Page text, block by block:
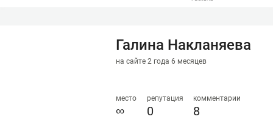
Галина Накланяева
на сайте 2 года 6 месяцев
место
∞
репутация
0
комментарии
8